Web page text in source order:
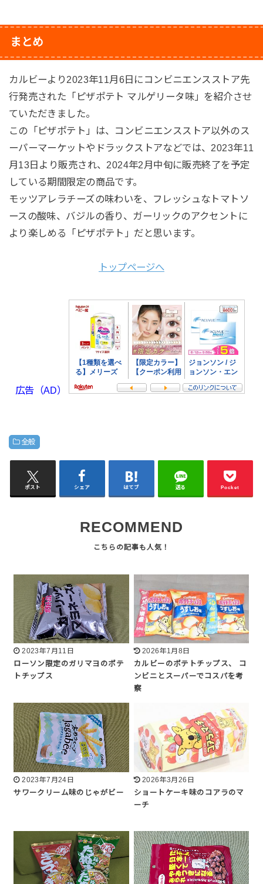
まとめ
カルビーより2023年11月6日にコンビニエンスストア先
行発売された「ピザポテト マルゲリータ味」を紹介させ
ていただきました。
この「ピザポテト」は、コンビニエンスストア以外のス
ーパーマーケットやドラックストアなどでは、2023年11
月13日より販売され、2024年2月中旬に販売終了を予定
している期間限定の商品です。
モッツアレラチーズの味わいを、フレッシュなトマトソ
ースの酸味、バジルの香り、ガーリックのアクセントに
より楽しめる「ピザポテト」だと思います。
トップページへ
広告（AD）
全般
ポスト シェア はてブ 送る Pocket
RECOMMEND
2023年7月11日
ローソン限定のガリマヨのポテ
トチップス
2026年1月8日
カルビーのポテトチップス、 コ
ンビニとスーパーでコスパを考
察
2023年7月24日
サワークリーム味のじゃがビー
2026年3月26日
ショートケーキ味のコアラのマ
ーチ